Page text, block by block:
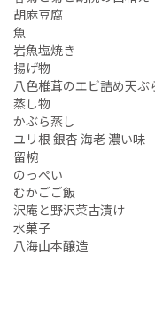
胡麻豆腐
魚
岩魚塩焼き
揚げ物
八色椎茸のエビ詰め天ぷ
蒸し物
かぶら蒸し
ユリ根 銀杏 海老 濃い味
留椀
のっぺい
むかごご飯
沢庵と野沢菜古漬け
水菓子
八海山本醸造